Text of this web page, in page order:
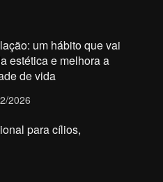
um hábito que vai
estética e melhora a
de vida
2026
para cílios,